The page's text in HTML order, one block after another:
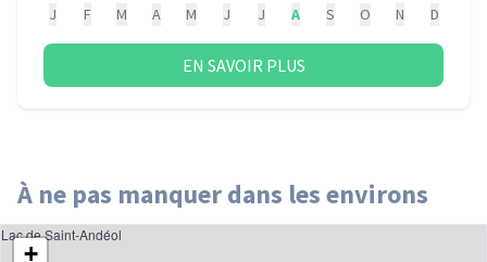
J F M A M J J A S O N D
EN SAVOIR PLUS
À ne pas manquer dans les environs
+
Lac de Saint-Andéol